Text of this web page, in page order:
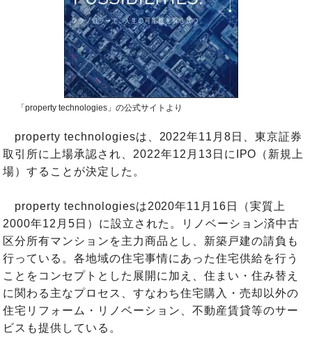
「property technologies」の公式サイトより
property technologiesは、2022年11月8日、東京証券
取引所に上場承認され、2022年12月13日にIPO（新規上
場）することが決定した。
property technologiesは2020年11月16日（実質上
2000年12月5日）に設立された。リノベーション済中古
区分所有マンションを主力商品とし、新築戸建の請負も
行っている。各地域の住宅事情にあった住宅供給を行う
ことをコンセプトとした展開に加え、住まい・住み替え
に関わる主なプロセス、すなわち住宅購入・売却以外の
住宅リフォーム・リノベーション、不動産賃貸等のサー
ビスも提供している。